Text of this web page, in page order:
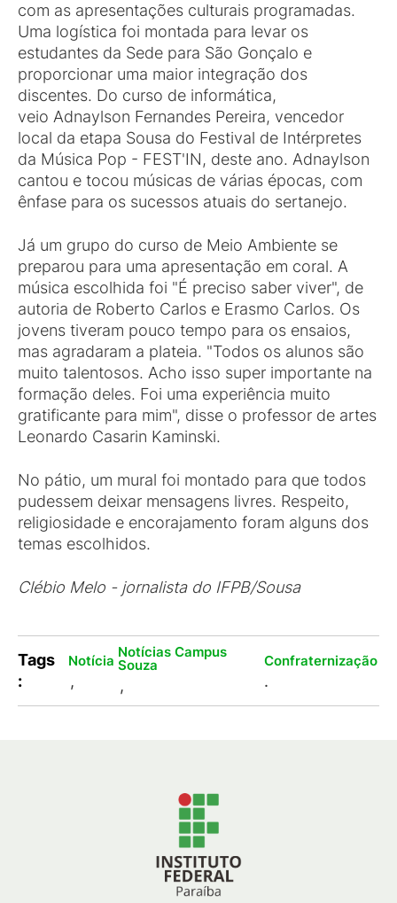
com as apresentações culturais programadas.
Uma logística foi montada para levar os
estudantes da Sede para São Gonçalo e
proporcionar uma maior integração dos
discentes. Do curso de informática,
veio Adnaylson Fernandes Pereira, vencedor
local da etapa Sousa do Festival de Intérpretes
da Música Pop - FEST'IN, deste ano. Adnaylson
cantou e tocou músicas de várias épocas, com
ênfase para os sucessos atuais do sertanejo.
Já um grupo do curso de Meio Ambiente se
preparou para uma apresentação em coral. A
música escolhida foi "É preciso saber viver", de
autoria de Roberto Carlos e Erasmo Carlos. Os
jovens tiveram pouco tempo para os ensaios,
mas agradaram a plateia. "Todos os alunos são
muito talentosos. Acho isso super importante na
formação deles. Foi uma experiência muito
gratificante para mim", disse o professor de artes
Leonardo Casarin Kaminski.
No pátio, um mural foi montado para que todos
pudessem deixar mensagens livres. Respeito,
religiosidade e encorajamento foram alguns dos
temas escolhidos.
Clébio Melo - jornalista do IFPB/Sousa
Tags
:
Notícia
,
Notícias Campus
Souza
,
Confraternização
.